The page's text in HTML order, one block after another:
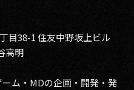
目38-1 住友中野坂上ビル
高明
ーム・MDの企画・開発・発